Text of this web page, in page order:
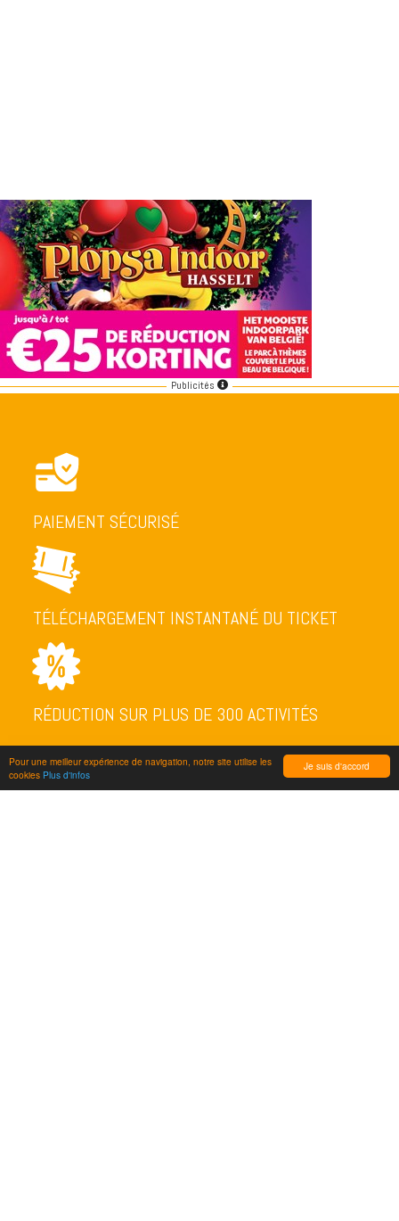
Je suis d'accord
Pour une meilleur expérience de navigation, notre site utilise les
cookies Plus d'infos
Publicités
PAIEMENT SÉCURISÉ
TÉLÉCHARGEMENT INSTANTANÉ DU TICKET
RÉDUCTION SUR PLUS DE 300 ACTIVITÉS